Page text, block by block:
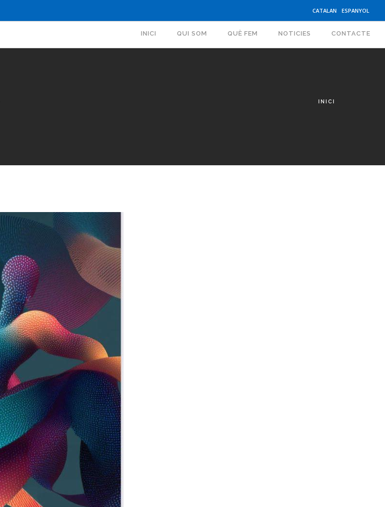
CATALAN ESPANYOL
ONEPAGER
INICI QUI SOM QUÈ FEM NOTICIES CONTACTE
INICI